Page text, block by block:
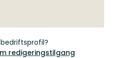
redigeringstilgang